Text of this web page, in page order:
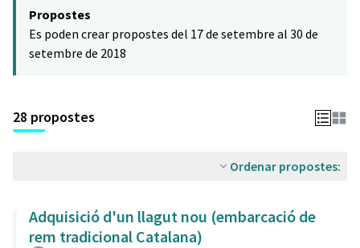
−
Propostes
Es poden crear propostes del 17 de setembre al 30 de
setembre de 2018
28 propostes
Ordenar propostes:
Adquisició d'un llagut nou (embarcació de
rem tradicional Catalana)